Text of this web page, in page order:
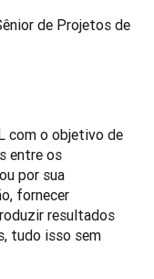
de Projetos de
com o objetivo de
entre os
por sua
fornecer
resultados
tudo isso sem